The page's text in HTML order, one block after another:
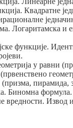
Квадратне
Логаритамска и
функције.
у равни
(призма,
Биномна формула.
вредности. Извод